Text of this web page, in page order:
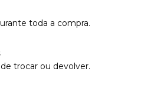
toda a compra.
trocar ou devolver.